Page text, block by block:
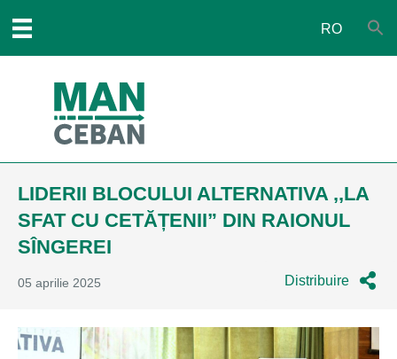
RO
LIDERII BLOCULUI ALTERNATIVA ,,LA
SFAT CU CETĂȚENII” DIN RAIONUL
SÎNGEREI
05 aprilie 2025 Distribuire